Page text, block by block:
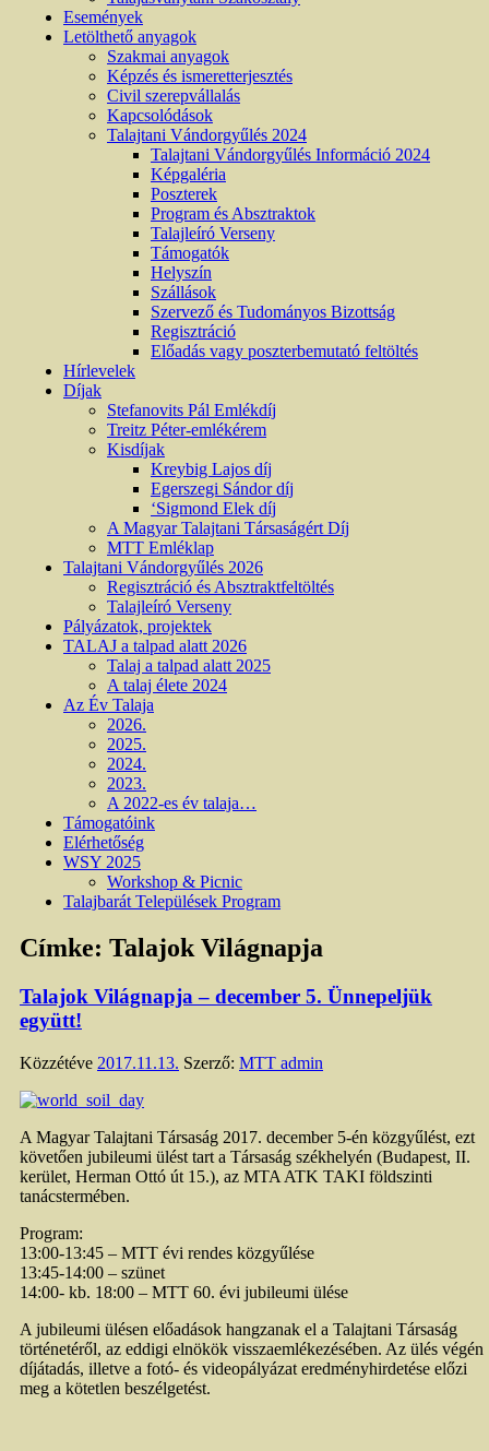
Események
Letölthető anyagok
Szakmai anyagok
Képzés és ismeretterjesztés
Civil szerepvállalás
Kapcsolódások
Talajtani Vándorgyűlés 2024
Talajtani Vándorgyűlés Információ 2024
Képgaléria
Poszterek
Program és Absztraktok
Talajleíró Verseny
Támogatók
Helyszín
Szállások
Szervező és Tudományos Bizottság
Regisztráció
Előadás vagy poszterbemutató feltöltés
Hírlevelek
Díjak
Stefanovits Pál Emlékdíj
Treitz Péter-emlékérem
Kisdíjak
Kreybig Lajos díj
Egerszegi Sándor díj
‘Sigmond Elek díj
A Magyar Talajtani Társaságért Díj
MTT Emléklap
Talajtani Vándorgyűlés 2026
Regisztráció és Absztraktfeltöltés
Talajleíró Verseny
Pályázatok, projektek
TALAJ a talpad alatt 2026
Talaj a talpad alatt 2025
A talaj élete 2024
Az Év Talaja
2026.
2025.
2024.
2023.
A 2022-es év talaja…
Támogatóink
Elérhetőség
WSY 2025
Workshop & Picnic
Talajbarát Települések Program
Címke: Talajok Világnapja
Talajok Világnapja – december 5. Ünnepeljük
együtt!
Közzétéve 2017.11.13. Szerző: MTT admin
A Magyar Talajtani Társaság 2017. december 5-én közgyűlést, ezt
követően jubileumi ülést tart a Társaság székhelyén (Budapest, II.
kerület, Herman Ottó út 15.), az MTA ATK TAKI földszinti
tanácstermében.
Program:
13:00-13:45 – MTT évi rendes közgyűlése
13:45-14:00 – szünet
14:00- kb. 18:00 – MTT 60. évi jubileumi ülése
A jubileumi ülésen előadások hangzanak el a Talajtani Társaság
történetéről, az eddigi elnökök visszaemlékezésében. Az ülés végén
díjátadás, illetve a fotó- és videopályázat eredményhirdetése előzi
meg a kötetlen beszélgetést.